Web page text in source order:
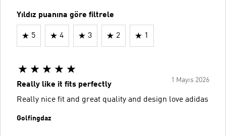
Yıldız puanına göre filtrele
5 4 3 2 1
1 Mayıs 2026
Really like it fits perfectly
Really nice fit and great quality and design love adidas
Golfingdaz